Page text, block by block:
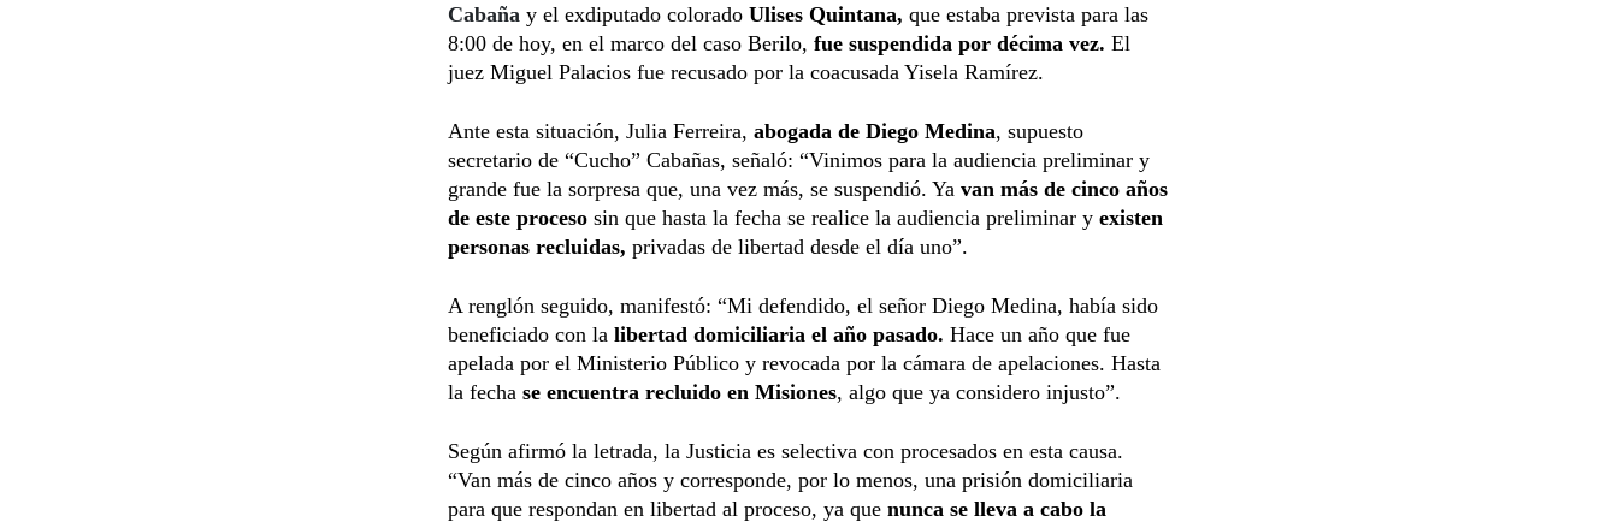
Cabaña y el exdiputado colorado Ulises Quintana, que estaba prevista para las
8:00 de hoy, en el marco del caso Berilo, fue suspendida por décima vez. El
juez Miguel Palacios fue recusado por la coacusada Yisela Ramírez.
Ante esta situación, Julia Ferreira, abogada de Diego Medina, supuesto
secretario de “Cucho” Cabañas, señaló: “Vinimos para la audiencia preliminar y
grande fue la sorpresa que, una vez más, se suspendió. Ya van más de cinco años
de este proceso sin que hasta la fecha se realice la audiencia preliminar y existen
personas recluidas, privadas de libertad desde el día uno”.
A renglón seguido, manifestó: “Mi defendido, el señor Diego Medina, había sido
beneficiado con la libertad domiciliaria el año pasado. Hace un año que fue
apelada por el Ministerio Público y revocada por la cámara de apelaciones. Hasta
la fecha se encuentra recluido en Misiones, algo que ya considero injusto”.
Según afirmó la letrada, la Justicia es selectiva con procesados en esta causa.
“Van más de cinco años y corresponde, por lo menos, una prisión domiciliaria
para que respondan en libertad al proceso, ya que nunca se lleva a cabo la